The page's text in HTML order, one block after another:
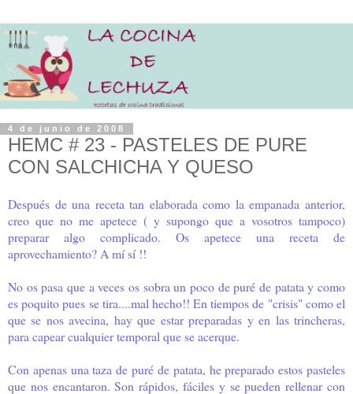
4 de junio de 2008
HEMC # 23 - PASTELES DE PURE
CON SALCHICHA Y QUESO
Después de una receta tan elaborada como la empanada anterior,
creo que no me apetece ( y supongo que a vosotros tampoco)
preparar algo complicado. Os apetece una receta de
aprovechamiento? A mí sí !!
No os pasa que a veces os sobra un poco de puré de patata y como
es poquito pues se tira....mal hecho!! En tiempos de "crisis" como el
que se nos avecina, hay que estar preparadas y en las trincheras,
para capear cualquier temporal que se acerque.
Con apenas una taza de puré de patata, he preparado estos pasteles
que nos encantaron. Son rápidos, fáciles y se pueden rellenar con